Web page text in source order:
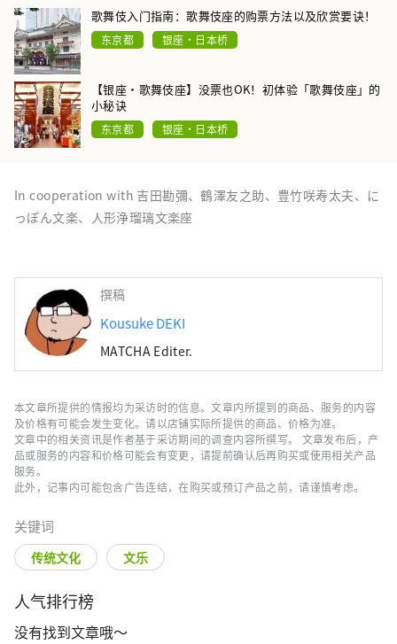
歌舞伎入门指南：歌舞伎座的购票方法以及欣赏要诀！
东京都 银座・日本桥
【银座·歌舞伎座】没票也OK！初体验「歌舞伎座」的
小秘诀
东京都 银座・日本桥
In cooperation with 吉田勘彌、鶴澤友之助、豊竹咲寿太夫、に
っぽん文楽、人形浄瑠璃文楽座
撰稿
Kousuke DEKI
MATCHA Editer.
本文章所提供的情报均为采访时的信息。文章内所提到的商品、服务的内容
及价格有可能会发生变化。请以店铺实际所提供的商品、价格为准。
文章中的相关资讯是作者基于采访期间的调查内容所撰写。 文章发布后，产
品或服务的内容和价格可能会有变更，请提前确认后再购买或使用相关产品
服务。
此外，记事内可能包含广告连结，在购买或预订产品之前，请谨慎考虑。
关键词
传统文化 文乐
人气排行榜
没有找到文章哦～